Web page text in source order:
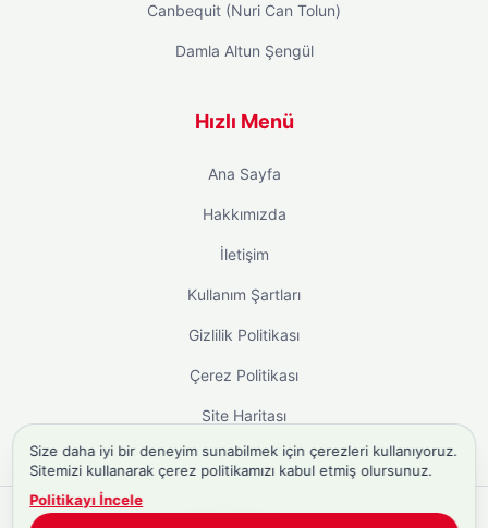
Canbequit (Nuri Can Tolun)
Damla Altun Şengül
Hızlı Menü
Ana Sayfa
Hakkımızda
İletişim
Kullanım Şartları
Gizlilik Politikası
Çerez Politikası
Site Haritası
Size daha iyi bir deneyim sunabilmek için çerezleri kullanıyoruz.
Sitemizi kullanarak çerez politikamızı kabul etmiş olursunuz.
Politikayı İncele